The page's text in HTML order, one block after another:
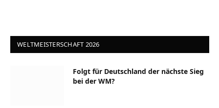
WELTMEISTERSCHAFT 2026
Folgt für Deutschland der nächste Sieg
bei der WM?